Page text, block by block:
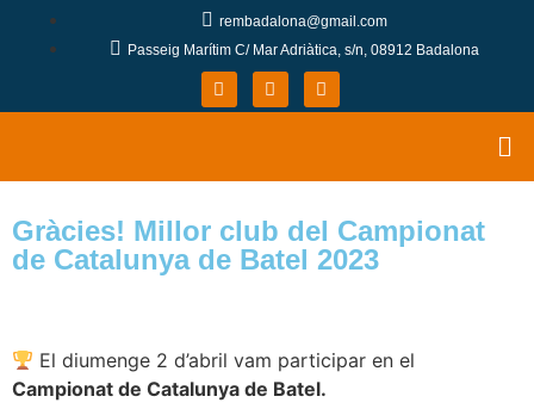
rembadalona@gmail.com
Passeig Marítim C/ Mar Adriàtica, s/n, 08912 Badalona
Gràcies! Millor club del Campionat
de Catalunya de Batel 2023
El diumenge 2 d’abril vam participar en el
Campionat de Catalunya de Batel.